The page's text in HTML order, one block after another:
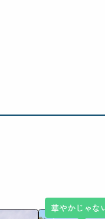
華やかじゃな